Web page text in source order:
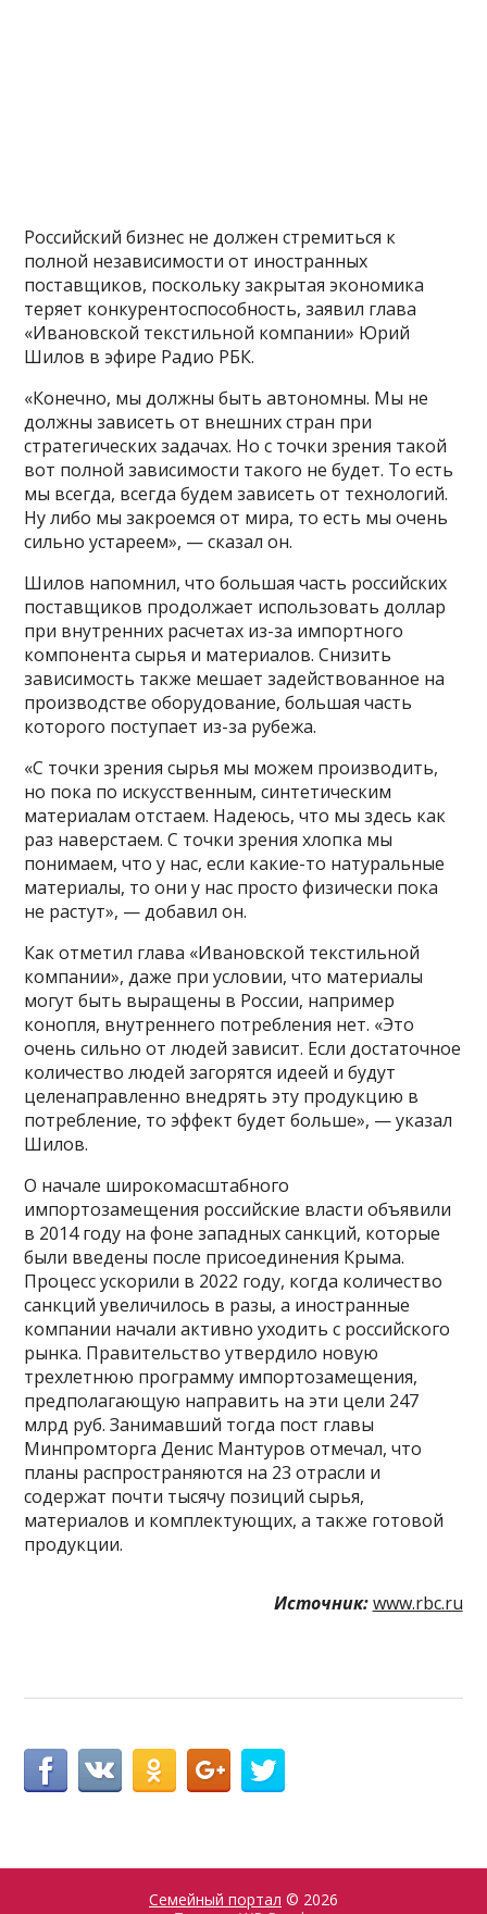
Российский бизнес не должен стремиться к
полной независимости от иностранных
поставщиков, поскольку закрытая экономика
теряет конкурентоспособность, заявил глава
«Ивановской текстильной компании» Юрий
Шилов в эфире Радио РБК.
«Конечно, мы должны быть автономны. Мы не
должны зависеть от внешних стран при
стратегических задачах. Но с точки зрения такой
вот полной зависимости такого не будет. То есть
мы всегда, всегда будем зависеть от технологий.
Ну либо мы закроемся от мира, то есть мы очень
сильно устареем», — сказал он.
Шилов напомнил, что большая часть российских
поставщиков продолжает использовать доллар
при внутренних расчетах из-за импортного
компонента сырья и материалов. Снизить
зависимость также мешает задействованное на
производстве оборудование, большая часть
которого поступает из-за рубежа.
«С точки зрения сырья мы можем производить,
но пока по искусственным, синтетическим
материалам отстаем. Надеюсь, что мы здесь как
раз наверстаем. С точки зрения хлопка мы
понимаем, что у нас, если какие-то натуральные
материалы, то они у нас просто физически пока
не растут», — добавил он.
Как отметил глава «Ивановской текстильной
компании», даже при условии, что материалы
могут быть выращены в России, например
конопля, внутреннего потребления нет. «Это
очень сильно от людей зависит. Если достаточное
количество людей загорятся идеей и будут
целенаправленно внедрять эту продукцию в
потребление, то эффект будет больше», — указал
Шилов.
О начале широкомасштабного
импортозамещения российские власти объявили
в 2014 году на фоне западных санкций, которые
были введены после присоединения Крыма.
Процесс ускорили в 2022 году, когда количество
санкций увеличилось в разы, а иностранные
компании начали активно уходить с российского
рынка. Правительство утвердило новую
трехлетнюю программу импортозамещения,
предполагающую направить на эти цели 247
млрд руб. Занимавший тогда пост главы
Минпромторга Денис Мантуров отмечал, что
планы распространяются на 23 отрасли и
содержат почти тысячу позиций сырья,
материалов и комплектующих, а также готовой
продукции.
Источник: www.rbc.ru
Семейный портал © 2026